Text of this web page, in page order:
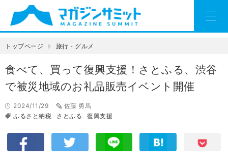
トップページ 旅行・グルメ
食べて、買って復興支援！さとふる、渋谷
で被災地域のお礼品販売イベント開催
2024/11/29
佐藤 勇馬
ふるさと納税
さとふる 復興支援